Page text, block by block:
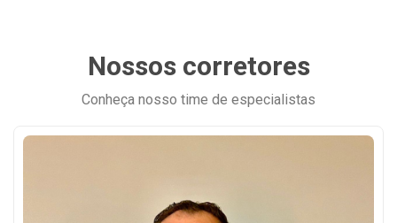
Nossos corretores
Conheça nosso time de especialistas